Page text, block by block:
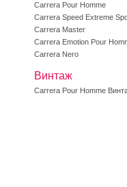
Carrera Pour Homme
Carrera Speed Extreme
Carrera Master
Carrera Emotion Pour
Carrera Nero
Винтаж
Carrera Pour Homme